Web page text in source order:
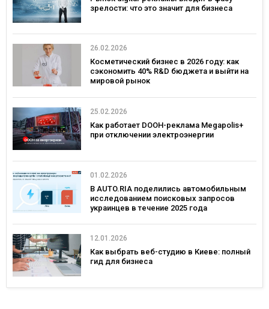
зрелости: что это значит для бизнеса
26.02.2026
Косметический бизнес в 2026 году: как
сэкономить 40% R&D бюджета и выйти на
мировой рынок
25.02.2026
Как работает DOOH-реклама Megapolis+
при отключении электроэнергии
01.02.2026
В AUTO.RIA поделились автомобильным
исследованием поисковых запросов
украинцев в течение 2025 года
12.01.2026
Как выбрать веб-студию в Киеве: полный
гид для бизнеса